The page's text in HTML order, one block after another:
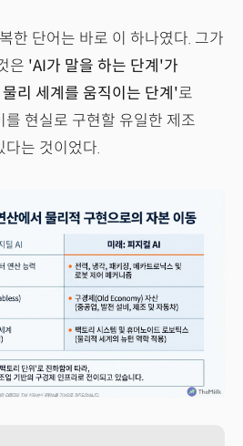
한 단어는 바로 이 하나였다. 그가
은 'AI가 말을 하는 단계'가
리 세계를 움직이는 단계'로
현실로 구현할 유일한 제조
다는 것이었다.